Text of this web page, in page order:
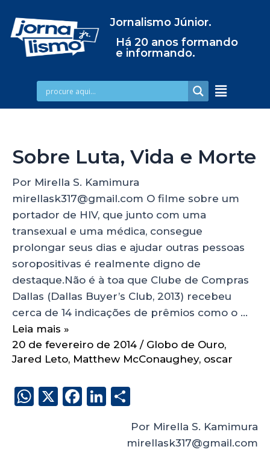
Jornalismo Júnior.
Há 20 anos formando
e informando.
Sobre Luta, Vida e Morte
Por Mirella S. Kamimura
mirellask317@gmail.com O filme sobre um
portador de HIV, que junto com uma
transexual e uma médica, consegue
prolongar seus dias e ajudar outras pessoas
soropositivas é realmente digno de
destaque.Não é à toa que Clube de Compras
Dallas (Dallas Buyer’s Club, 2013) recebeu
cerca de 14 indicações de prêmios como o …
Leia mais »
20 de fevereiro de 2014 / Globo de Ouro,
Jared Leto, Matthew McConaughey, oscar
W X
F
Li
a
re
Por Mirella S. Kamimura
mirellask317@gmail.com